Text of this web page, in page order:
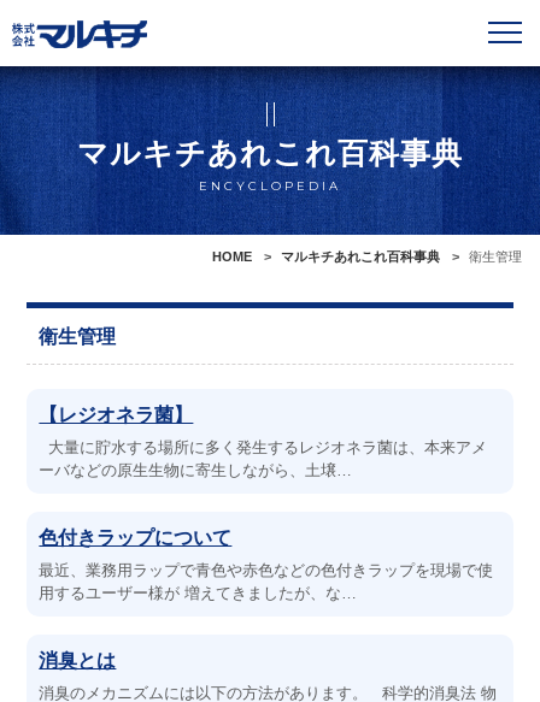
マルキチあれこれ百科事典
ENCYCLOPEDIA
HOME マルキチあれこれ百科事典 衛生管理
衛生管理
【レジオネラ菌】
大量に貯水する場所に多く発生するレジオネラ菌は、本来アメ
ーバなどの原生生物に寄生しながら、土壌…
色付きラップについて
最近、業務用ラップで青色や赤色などの色付きラップを現場で使
用するユーザー様が 増えてきましたが、な…
消臭とは
消臭のメカニズムには以下の方法があります。 科学的消臭法 物